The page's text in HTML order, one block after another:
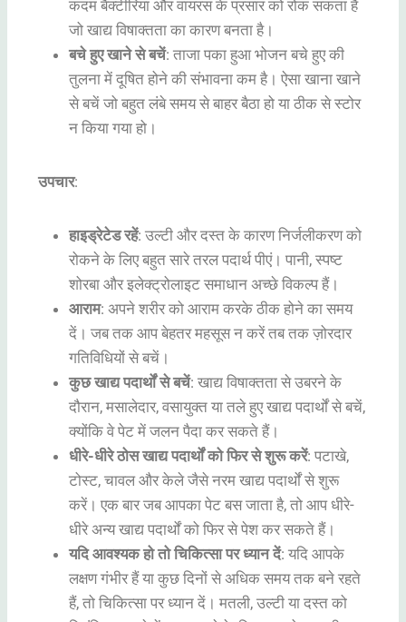
कदम बैक्टीरिया और वायरस के प्रसार को रोक सकता है
जो खाद्य विषाक्तता का कारण बनता है।
बचे हुए खाने से बचें: ताजा पका हुआ भोजन बचे हुए की
तुलना में दूषित होने की संभावना कम है। ऐसा खाना खाने
से बचें जो बहुत लंबे समय से बाहर बैठा हो या ठीक से स्टोर
न किया गया हो।
उपचार:
हाइड्रेटेड रहें: उल्टी और दस्त के कारण निर्जलीकरण को
रोकने के लिए बहुत सारे तरल पदार्थ पीएं। पानी, स्पष्ट
शोरबा और इलेक्ट्रोलाइट समाधान अच्छे विकल्प हैं।
आराम: अपने शरीर को आराम करके ठीक होने का समय
दें। जब तक आप बेहतर महसूस न करें तब तक ज़ोरदार
गतिविधियों से बचें।
कुछ खाद्य पदार्थों से बचें: खाद्य विषाक्तता से उबरने के
दौरान, मसालेदार, वसायुक्त या तले हुए खाद्य पदार्थों से बचें,
क्योंकि वे पेट में जलन पैदा कर सकते हैं।
धीरे-धीरे ठोस खाद्य पदार्थों को फिर से शुरू करें: पटाखे,
टोस्ट, चावल और केले जैसे नरम खाद्य पदार्थों से शुरू
करें। एक बार जब आपका पेट बस जाता है, तो आप धीरे-
धीरे अन्य खाद्य पदार्थों को फिर से पेश कर सकते हैं।
यदि आवश्यक हो तो चिकित्सा पर ध्यान दें: यदि आपके
लक्षण गंभीर हैं या कुछ दिनों से अधिक समय तक बने रहते
हैं, तो चिकित्सा पर ध्यान दें। मतली, उल्टी या दस्त को